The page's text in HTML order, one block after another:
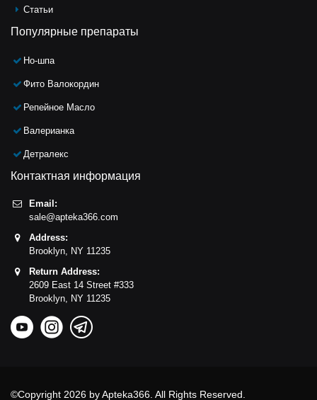
Статьи
Популярные препараты
Но-шпа
Фито Валокордин
Репейное Масло
Валерианка
Детралекс
Контактная информация
Email:
sale@apteka366.com
Address:
Brooklyn, NY 11235
Return Address:
2609 East 14 Street #333
Brooklyn, NY 11235
©Copyright 2026 by Apteka366. All Rights Reserved.